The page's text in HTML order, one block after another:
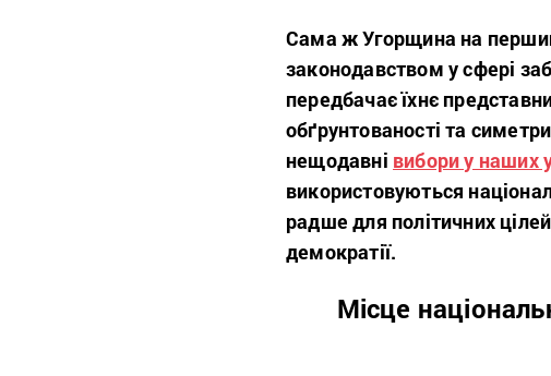
Сама ж Угорщина на
законодавством у сфері
передбачає їхнє
обґрунтованості та
нещодавні вибори у наших
використовуються
радше для політичних
демократії.
Місце